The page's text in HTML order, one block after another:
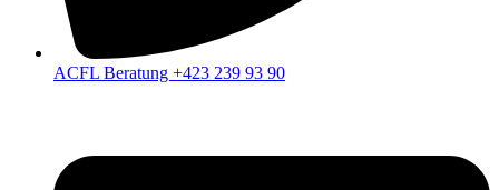
ACFL Beratung +423 239 93 90